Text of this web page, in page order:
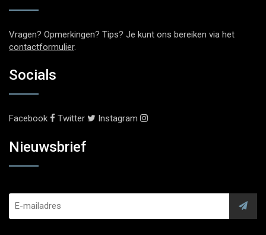
Vragen? Opmerkingen? Tips? Je kunt ons bereiken via het
contactformulier.
Socials
Facebook Twitter Instagram
Nieuwsbrief